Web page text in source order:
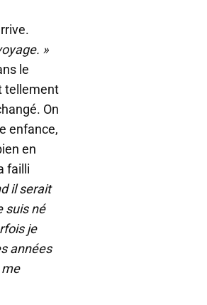
»
le
tellement
On
enfance,
en
failli
il serait
suis né
je
années